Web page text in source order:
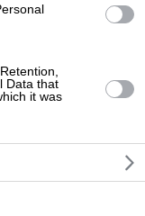
Data that
it was
Ηράκλειο
Ρόδος